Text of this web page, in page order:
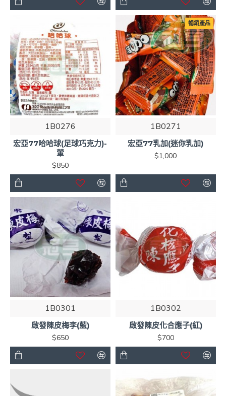
1B0276
宏亞77哈哈球(足球巧克力)-
葷
$850
暢銷產品
1B0271
宏亞77乳加(迷你乳加)
$1,000
1B0301
啟發陳皮梅李(藍)
$650
1B0302
啟發陳皮化合應子(紅)
$700